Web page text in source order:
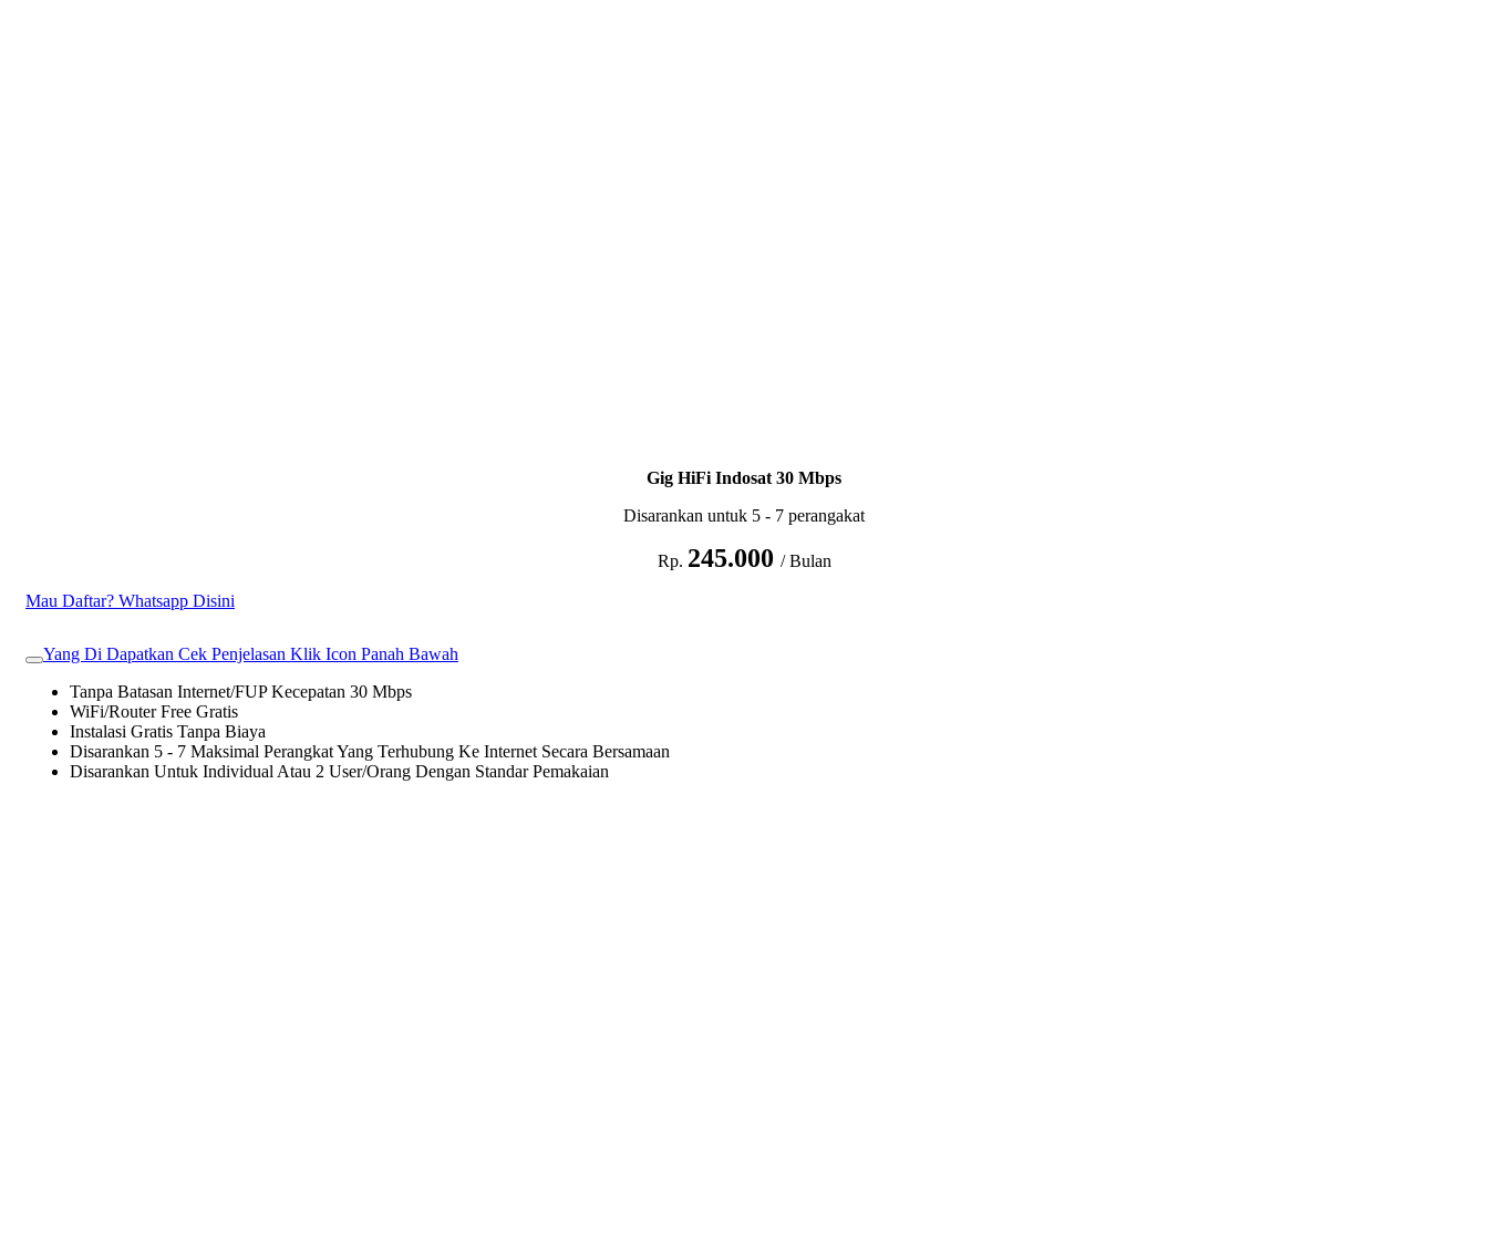
Gig HiFi Indosat 30 Mbps
Disarankan untuk 5 - 7 perangakat
Rp. 245.000 / Bulan
Mau Daftar? Whatsapp Disini
Yang Di Dapatkan Cek Penjelasan Klik Icon Panah Bawah
Tanpa Batasan Internet/FUP Kecepatan 30 Mbps
WiFi/Router Free Gratis
Instalasi Gratis Tanpa Biaya
Disarankan 5 - 7 Maksimal Perangkat Yang Terhubung Ke Internet Secara Bersamaan
Disarankan Untuk Individual Atau 2 User/Orang Dengan Standar Pemakaian